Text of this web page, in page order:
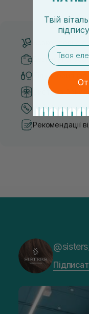
Безпечні
Тільки
Система
Кращі ціни та
Рекомендації
Твій
email